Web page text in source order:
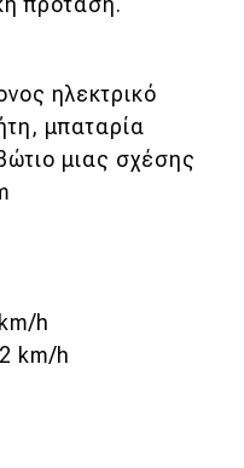
ηλεκτρικό
μπαταρία
μιας σχέσης
h
km/h